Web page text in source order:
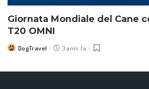
Giornata Mondiale del Cane
T20 OMNI
PostedDogTravel 3 anni fa